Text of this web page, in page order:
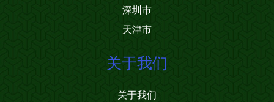
深圳市
天津市
关于我们
关于我们